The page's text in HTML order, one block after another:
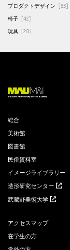
プロダクトデザイン [83]
椅子 [42]
玩具 [20]
総合
美術館
図書館
民俗資料室
イメージライブラリー
造形研究センター
武蔵野美術大学
アクセスマップ
在学生の方